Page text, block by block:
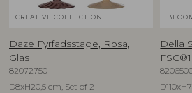
CREATIVE COLLECTION
Daze Fyrfadsstage, Rosa,
Glas
82072750
D8xH20,5 cm, Set of 2
Della